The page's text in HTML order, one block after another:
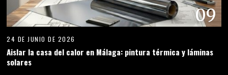
09
24 DE JUNIO DE 2026
Aislar la casa del calor en Málaga: pintura térmica y láminas
solares